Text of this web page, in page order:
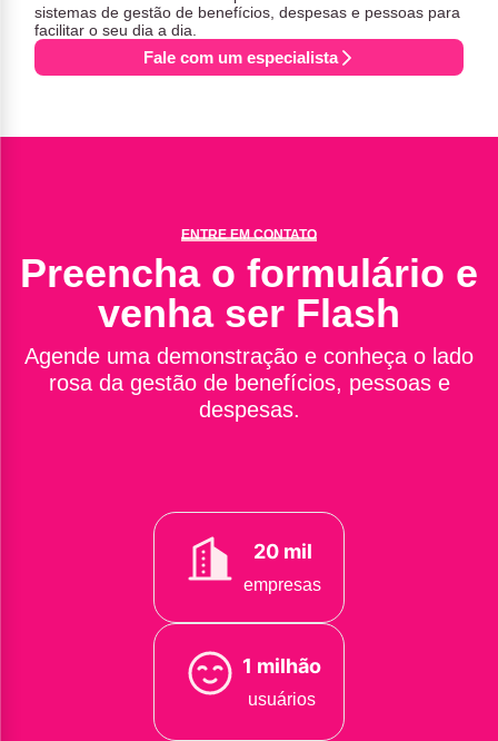
sistemas de gestão de benefícios, despesas e pessoas para
facilitar o seu dia a dia.
Fale com um especialista
ENTRE EM CONTATO
Preencha o formulário e
venha ser Flash
Agende uma demonstração e conheça o lado
rosa da gestão de benefícios, pessoas e
despesas.
20 mil
empresas
1 milhão
usuários